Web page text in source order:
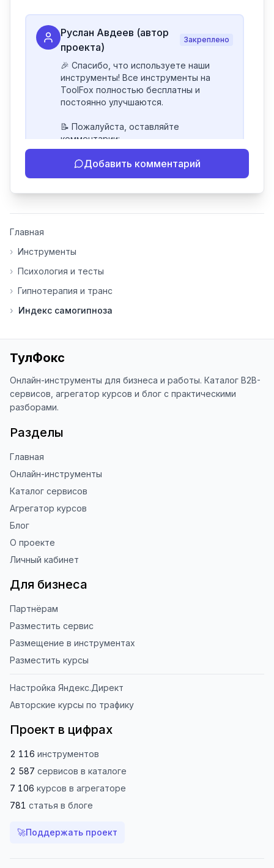
Руслан Авдеев (автор
проекта)
Закреплено
🎉 Спасибо, что используете наши
инструменты! Все инструменты на
ToolFox полностью бесплатны и
постоянно улучшаются.
📝 Пожалуйста, оставляйте
комментарии:
- Если инструмент работает
некорректно
инструменты нуждаются в доработке.
основе вашей обратной связи.
⭐ Если вам нравится ToolFox — буду
благодарен за отзыв о сайте в
наши инструменты!
Благодарю за доверие и
использование ToolFox! 🚀
Добавить комментарий
Главная
› Инструменты
› Психология и тесты
› Гипнотерапия и транс
› Индекс самогипноза
ТулФокс
Онлайн-инструменты для бизнеса и работы. Каталог B2B-
сервисов, агрегатор курсов и блог с практическими
разборами.
Разделы
Главная
Онлайн-инструменты
Каталог сервисов
Агрегатор курсов
Блог
О проекте
Личный кабинет
Для бизнеса
Партнёрам
Разместить сервис
Размещение в инструментах
Разместить курсы
Настройка Яндекс.Директ
Авторские курсы по трафику
Проект в цифрах
2 116 инструментов
2 587 сервисов в каталоге
7 106 курсов в агрегаторе
781 статья в блоге
🚀Поддержать проект